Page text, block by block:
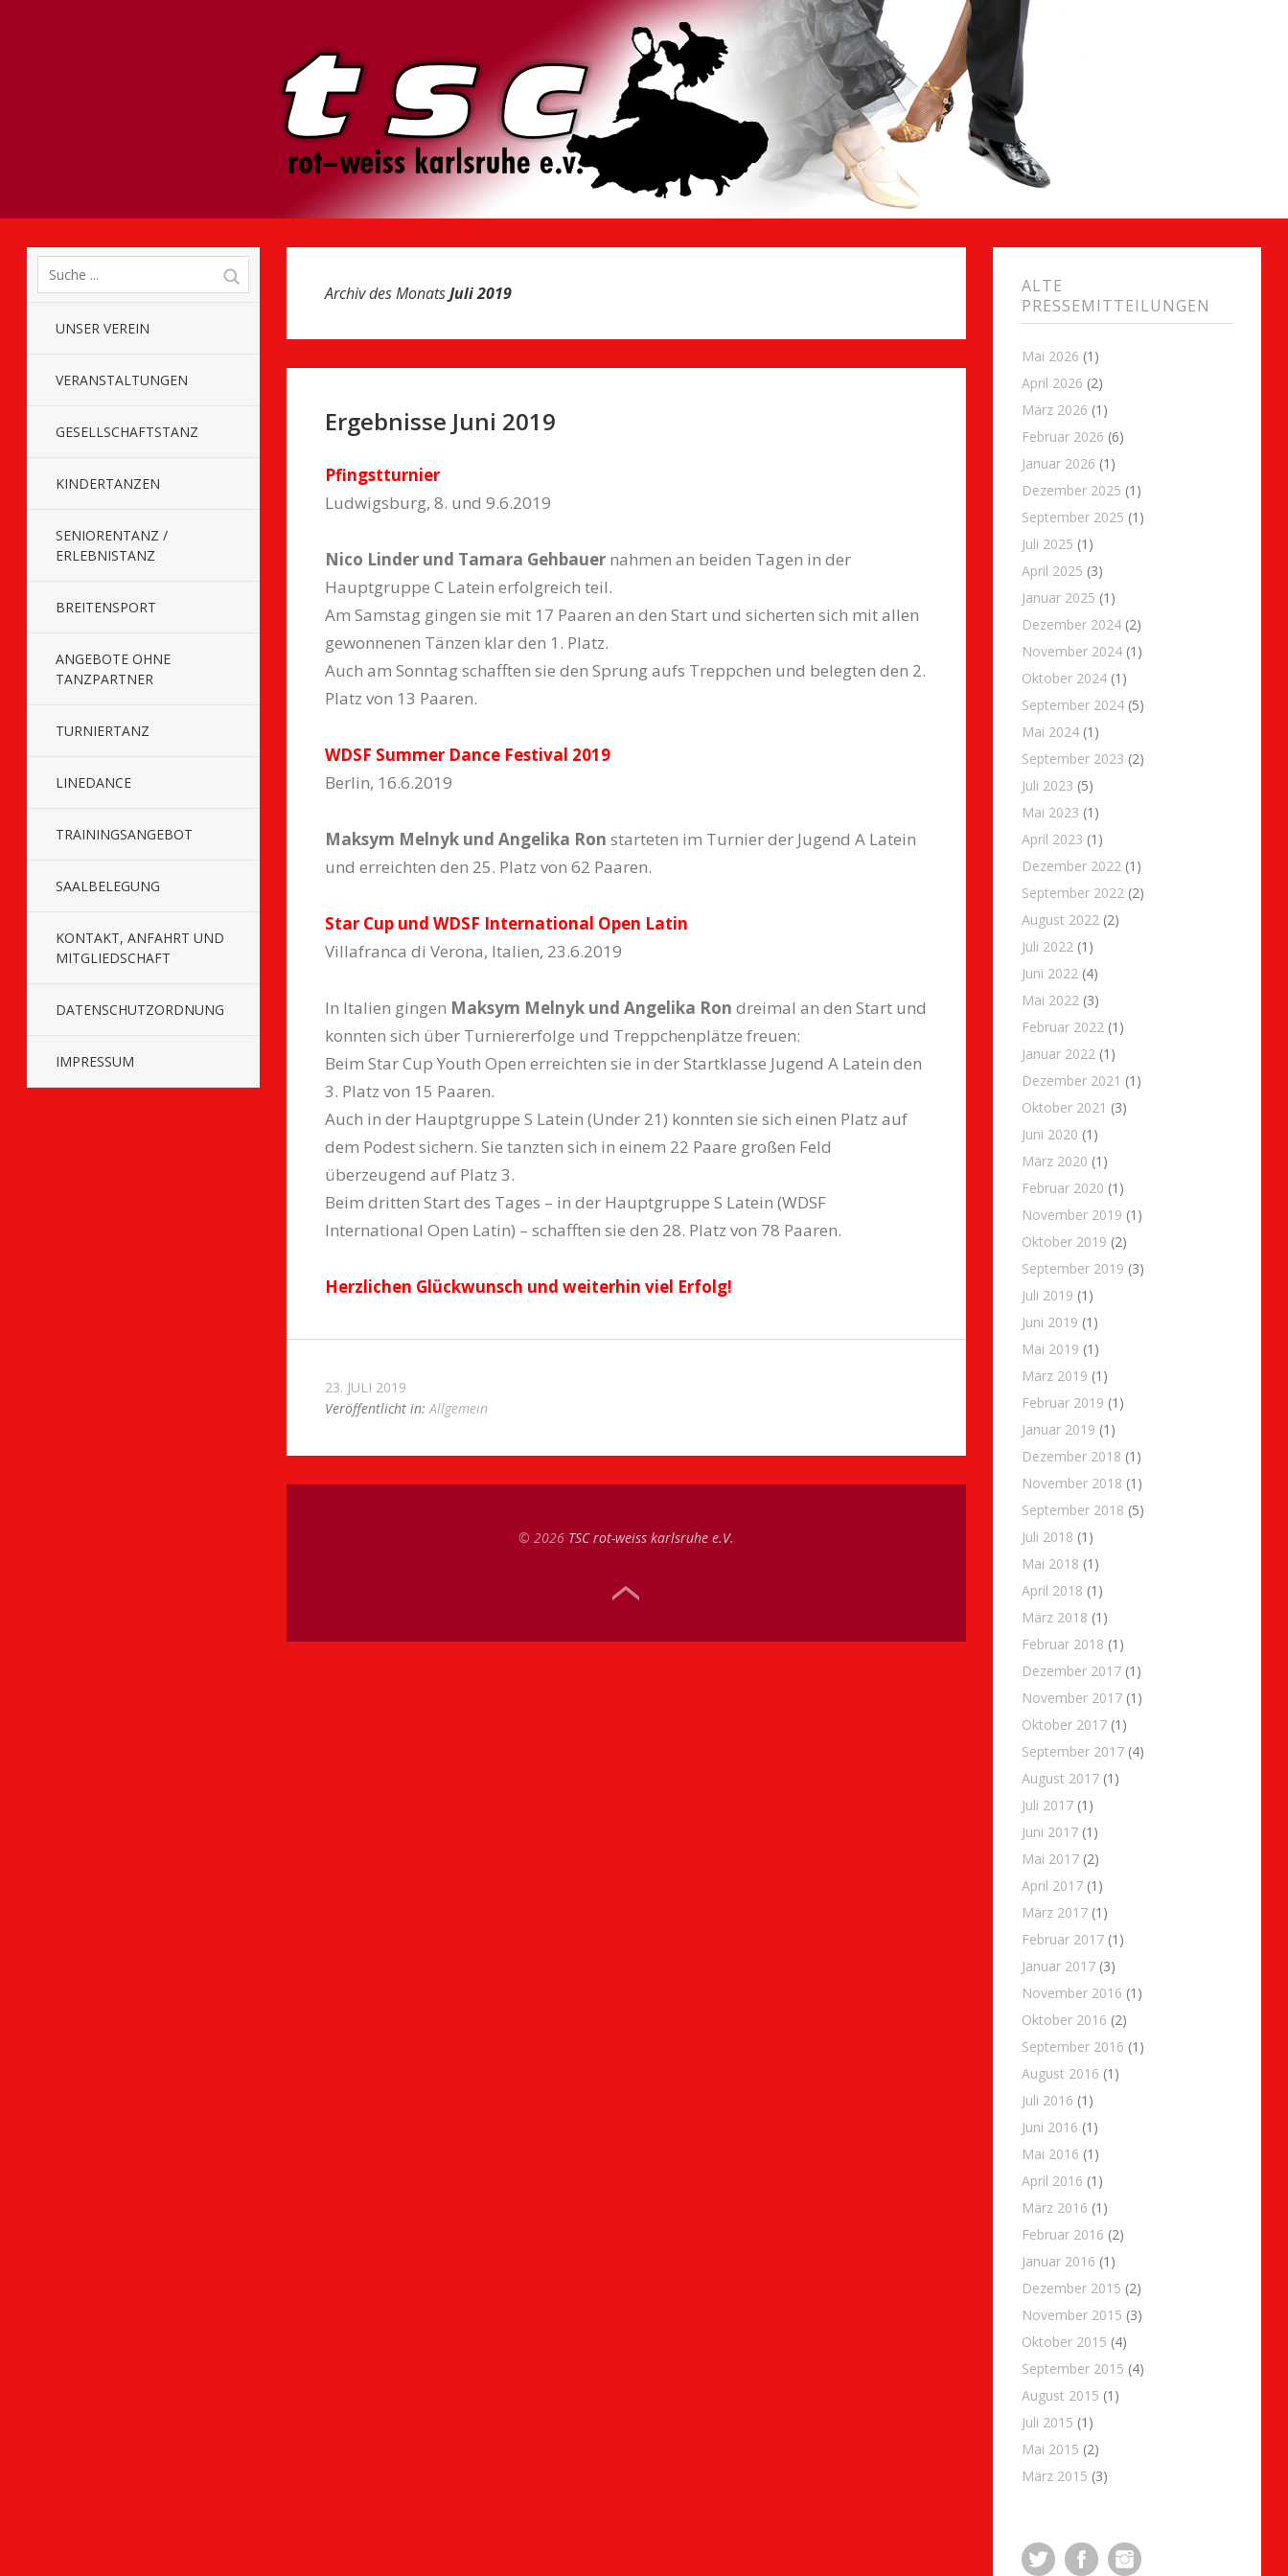
UNSER VEREIN
VERANSTALTUNGEN
GESELLSCHAFTSTANZ
KINDERTANZEN
SENIORENTANZ /
ERLEBNISTANZ
BREITENSPORT
ANGEBOTE OHNE
TANZPARTNER
TURNIERTANZ
LINEDANCE
TRAININGSANGEBOT
SAALBELEGUNG
KONTAKT, ANFAHRT UND
MITGLIEDSCHAFT
DATENSCHUTZORDNUNG
IMPRESSUM
Archiv des MonatsJuli 2019
Ergebnisse Juni 2019
Pfingstturnier
Ludwigsburg, 8. und 9.6.2019
Nico Linder und Tamara Gehbauernahmen an beiden Tagen in der
Hauptgruppe C Latein erfolgreich teil.
Am Samstag gingen sie mit 17 Paaren an den Start und sicherten sich mit allen
gewonnenen Tänzen klar den 1. Platz.
Auch am Sonntag schafften sie den Sprung aufs Treppchen und belegten den 2.
Platz von 13 Paaren.
WDSF Summer Dance Festival 2019
Berlin, 16.6.2019
Maksym Melnyk und Angelika Ron starteten im Turnier der Jugend A Latein
und erreichten den 25. Platz von 62 Paaren.
Star Cup und WDSF International Open Latin
Villafranca di Verona, Italien, 23.6.2019
In Italien gingen Maksym Melnyk und Angelika Ron dreimal an den Start und
konnten sich über Turniererfolge und Treppchenplätze freuen:
Beim Star Cup Youth Open erreichten sie in der Startklasse Jugend A Latein den
3. Platz von 15 Paaren.
Auch in der Hauptgruppe S Latein (Under 21) konnten sie sich einen Platz auf
dem Podest sichern. Sie tanzten sich in einem 22 Paare großen Feld
überzeugend auf Platz 3.
Beim dritten Start des Tages – in der Hauptgruppe S Latein (WDSF
International Open Latin) – schafften sie den 28. Platz von 78 Paaren.
Herzlichen Glückwunsch und weiterhin viel Erfolg!
23. JULI 2019
Veröffentlicht in:Allgemein
© 2026 TSC rot-weiss karlsruhe e.V.
ALTE
PRESSEMITTEILUNGEN
Mai 2026 (1)
April 2026 (2)
März 2026 (1)
Februar 2026 (6)
Januar 2026 (1)
Dezember 2025 (1)
September 2025 (1)
Juli 2025 (1)
April 2025 (3)
Januar 2025 (1)
Dezember 2024(2)
November 2024(1)
Oktober 2024(1)
September 2024(5)
Mai 2024(1)
September 2023 (2)
Juli 2023 (5)
Mai 2023 (1)
April 2023 (1)
Dezember 2022(1)
September 2022(2)
August 2022(2)
Juli 2022(1)
Juni 2022(4)
Mai 2022(3)
Februar 2022(1)
Januar 2022(1)
Dezember 2021 (1)
Oktober 2021 (3)
Juni 2020 (1)
März 2020 (1)
Februar 2020 (1)
November 2019 (1)
Oktober 2019 (2)
September 2019 (3)
Juli 2019 (1)
Juni 2019 (1)
Mai 2019 (1)
März 2019 (1)
Februar 2019 (1)
Januar 2019 (1)
Dezember 2018 (1)
November 2018 (1)
September 2018 (5)
Juli 2018 (1)
Mai 2018 (1)
April 2018 (1)
März 2018 (1)
Februar 2018 (1)
Dezember 2017(1)
November 2017(1)
Oktober 2017(1)
September 2017(4)
August 2017(1)
Juli 2017(1)
Juni 2017(1)
Mai 2017(2)
April 2017(1)
März 2017(1)
Februar 2017(1)
Januar 2017(3)
November 2016 (1)
Oktober 2016 (2)
September 2016 (1)
August 2016 (1)
Juli 2016 (1)
Juni 2016 (1)
Mai 2016 (1)
April 2016 (1)
März 2016 (1)
Februar 2016 (2)
Januar 2016 (1)
Dezember 2015 (2)
November 2015 (3)
Oktober 2015 (4)
September 2015 (4)
August 2015 (1)
Juli 2015 (1)
Mai 2015 (2)
März 2015 (3)
TwitterFacebookInstagram